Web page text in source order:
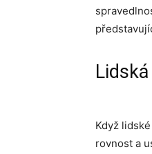
Když
rovnost a